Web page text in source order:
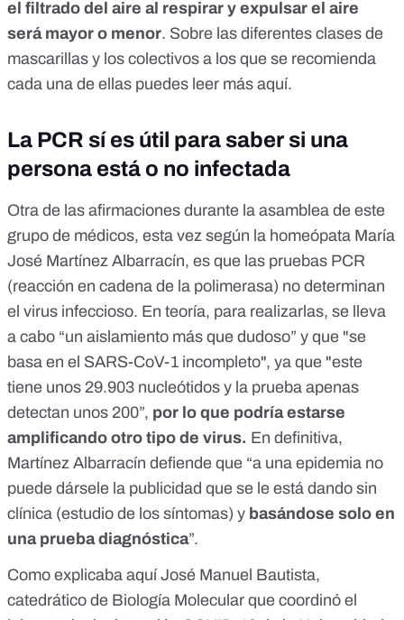
el filtrado del aire al respirar y expulsar el aire
será mayor o menor. Sobre las diferentes clases de
mascarillas y los colectivos a los que se recomienda
cada una de ellas puedes leer más aquí.
La PCR sí es útil para saber si una
persona está o no infectada
Otra de las afirmaciones durante la asamblea de este
grupo de médicos, esta vez según la homeópata María
José Martínez Albarracín, es que las pruebas PCR
(reacción en cadena de la polimerasa) no determinan
el virus infeccioso. En teoría, para realizarlas, se lleva
a cabo “un aislamiento más que dudoso” y que "se
basa en el SARS-CoV-1 incompleto", ya que "este
tiene unos 29.903 nucleótidos y la prueba apenas
detectan unos 200”, por lo que podría estarse
amplificando otro tipo de virus. En definitiva,
Martínez Albarracín defiende que “a una epidemia no
puede dársele la publicidad que se le está dando sin
clínica (estudio de los síntomas) y basándose solo en
una prueba diagnóstica”.
Como explicaba aquíJosé Manuel Bautista,
catedrático de Biología Molecular que coordinó el